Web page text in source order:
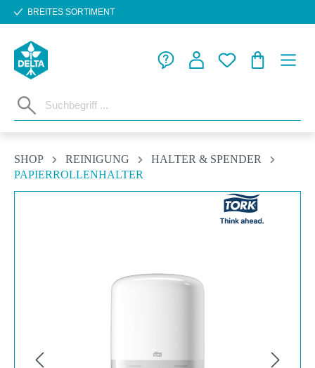
Zum Hauptinhalt springen
BREITES SORTIMENT
SHOP REINIGUNG
HALTER & SPENDER
PAPIERROLLENHALTER